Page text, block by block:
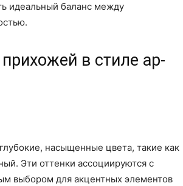
идеальный баланс между
в стиле ар-
насыщенные цвета, такие как
Эти оттенки ассоциируются с
выбором для акцентных элементов